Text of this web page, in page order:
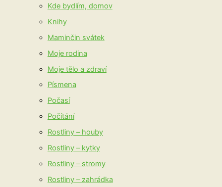
Kde bydlím, domov
Knihy
Maminčin svátek
Moje rodina
Moje tělo a zdraví
Písmena
Počasí
Počítání
Rostliny – houby
Rostliny – kytky
Rostliny – stromy
Rostliny – zahrádka